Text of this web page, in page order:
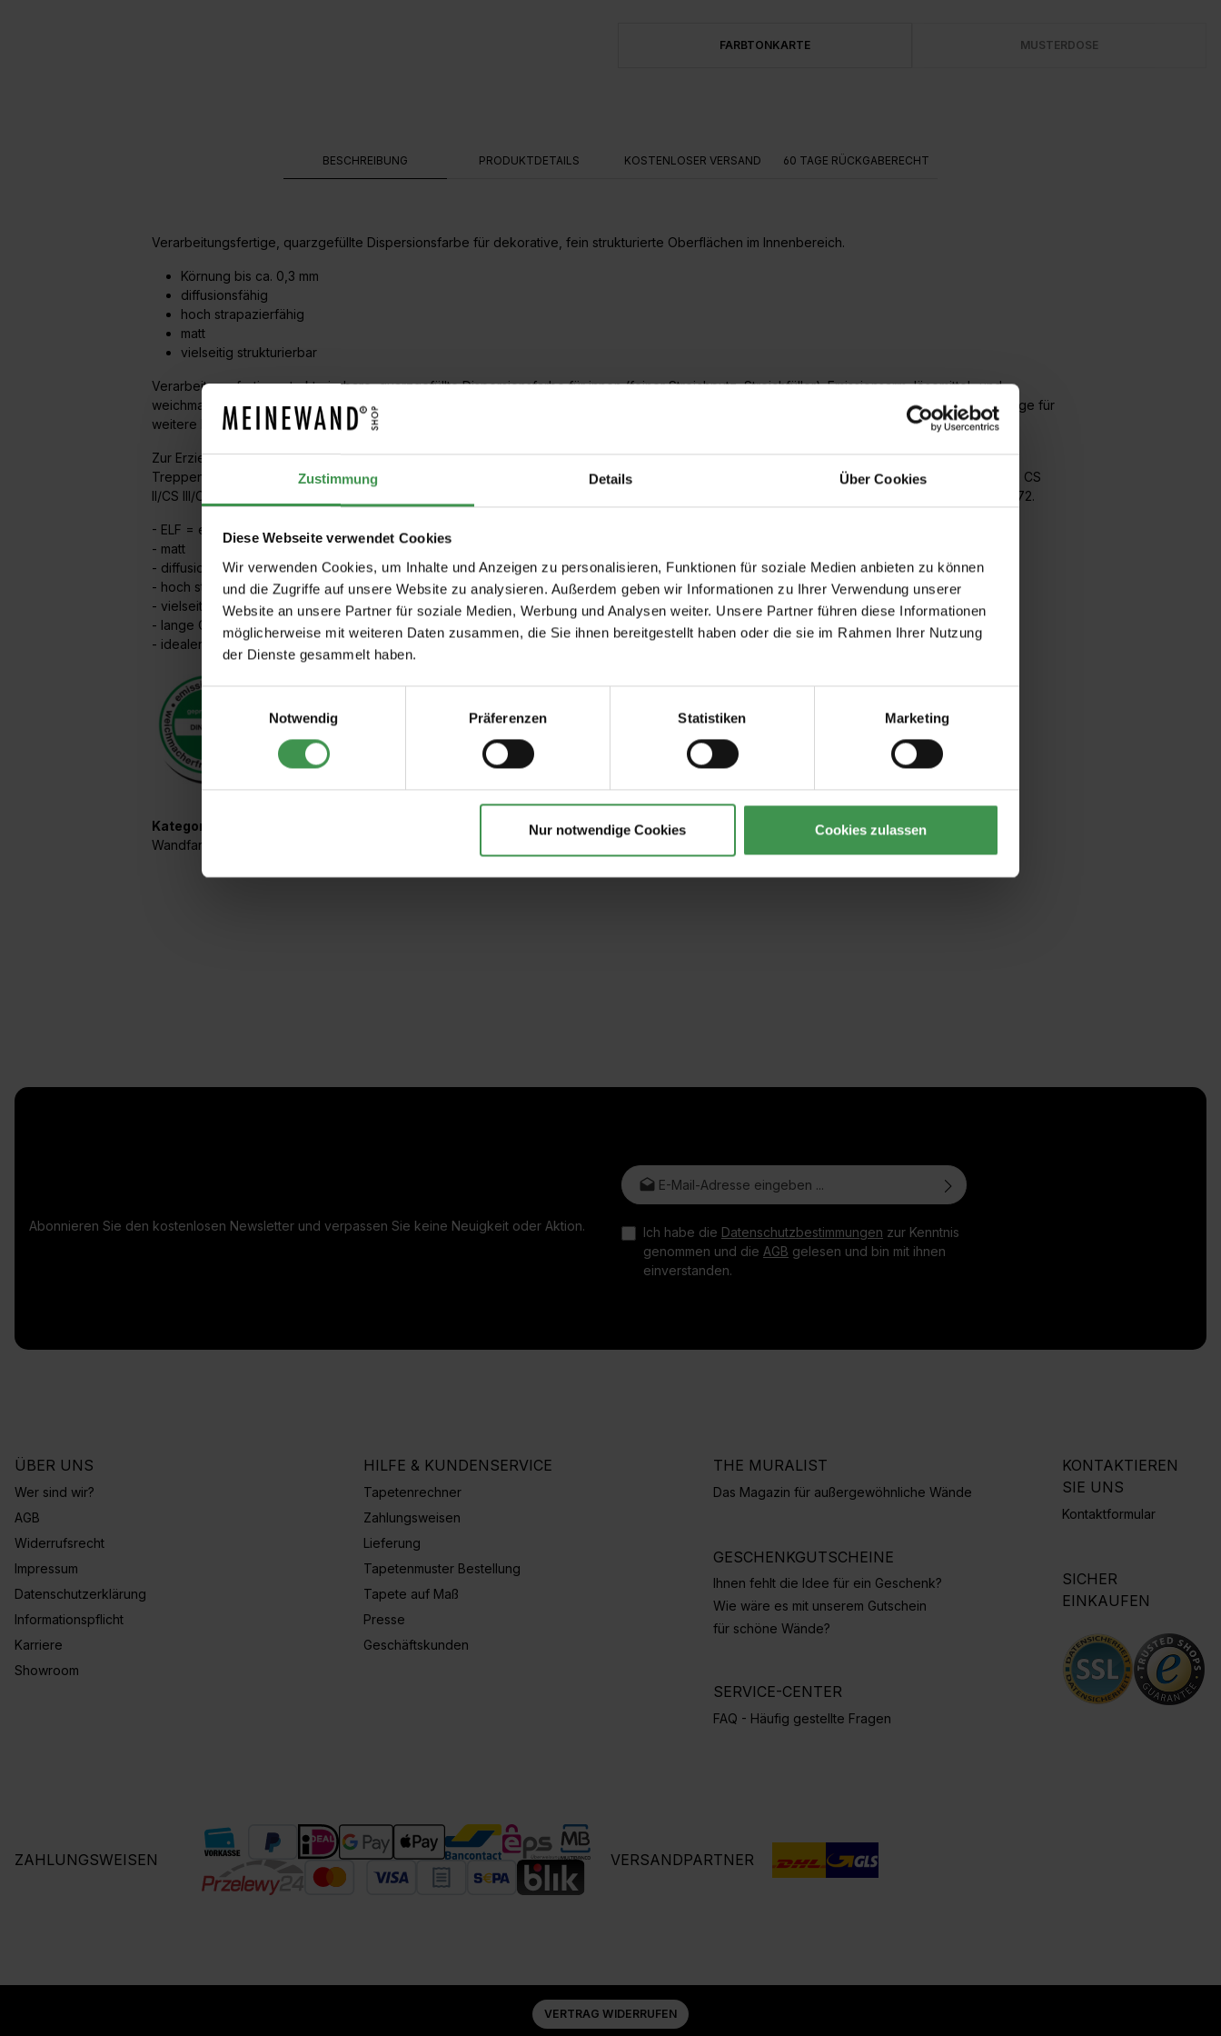
Zustimmung Details Über Cookies
Diese Webseite verwendet Cookies
Wir verwenden Cookies, um Inhalte und Anzeigen zu personalisieren, Funktionen für soziale Medien anbieten zu können
und die Zugriffe auf unsere Website zu analysieren. Außerdem geben wir Informationen zu Ihrer Verwendung unserer
Website an unsere Partner für soziale Medien, Werbung und Analysen weiter. Unsere Partner führen diese Informationen
möglicherweise mit weiteren Daten zusammen, die Sie ihnen bereitgestellt haben oder die sie im Rahmen Ihrer Nutzung
der Dienste gesammelt haben.
Notwendig
Präferenzen Statistiken Marketing
Nur notwendige Cookies Cookies zulassen
FARBTONKARTE MUSTERDOSE
BESCHREIBUNG PRODUKTDETAILS KOSTENLOSER VERSAND 60 TAGE RÜCKGABERECHT
Verarbeitungsfertige, quarzgefüllte Dispersionsfarbe für dekorative, fein strukturierte Oberflächen im Innenbereich.
Körnung bis ca. 0,3 mm
diffusionsfähig
hoch strapazierfähig
matt
vielseitig strukturierbar
Verarbeitungsfertige, strukturierbare, quarzgefüllte Dispersionsfarbe für innen (feiner Streichputz, Streichfüller). Emissionsarm, lösemittel- und
weichmacherfrei, geruchsneutral, matt, strapazierfähig, ausgezeichnet diffusionsfähig und leicht zu verarbeiten. Darüber hinaus auch als Grundlage für
weitere Kreative Gestaltungstechniken und/oder in Kombination mit deckenden Dispersionsfarbenanstrichen einsetzbar.
Zur Erzielung dekorativer, strukturierter Oberflächen im Innenbereich. Einsetzbar in Repräsentations- oder Geschäftsräumen, Fluren oder
Treppenhäusern usw. von z. B. Hotels oder Restaurants sowie im gesamten privaten Wohnbereich. Auf z. B. Innenputz (Druckfestigkeitskategorie CS
II/CS III/CS IV und B1-B7), Beton, Gipskarton und Dispersionsfarbenanstrichen. Speziell abgestimmt auf die weitere Gestaltung mit Creativ Viviato 72.
- ELF = emissionsarm, lösemittel- und weichmacherfrei
- matt
- diffusionsfähig
- hoch strapazierfähig
- vielseitig strukturierbar
- lange Offenzeit bei Überarbeitung mit Wandlasuren
- idealer Untergrund für Creativ Viviato 72 und Creativ Vedeno 74
Kategorien:
Wandfarben
Abonnieren Sie den kostenlosen Newsletter und verpassen Sie keine Neuigkeit oder Aktion.
E-Mail-Adresse*
Ich habe die Datenschutzbestimmungen zur Kenntnis
genommen und die AGB gelesen und bin mit ihnen
einverstanden.
ÜBER UNS
Wer sind wir?
AGB
Widerrufsrecht
Impressum
Datenschutzerklärung
Informationspflicht
Karriere
Showroom
HILFE & KUNDENSERVICE
Tapetenrechner
Zahlungsweisen
Lieferung
Tapetenmuster Bestellung
Tapete auf Maß
Presse
Geschäftskunden
THE MURALIST
Das Magazin für außergewöhnliche Wände
GESCHENKGUTSCHEINE
Ihnen fehlt die Idee für ein Geschenk?
Wie wäre es mit unserem Gutschein
für schöne Wände?
SERVICE-CENTER
FAQ - Häufig gestellte Fragen
KONTAKTIEREN
SIE UNS
Kontaktformular
SICHER
EINKAUFEN
ZAHLUNGSWEISEN VERSANDPARTNER
VERTRAG WIDERRUFEN